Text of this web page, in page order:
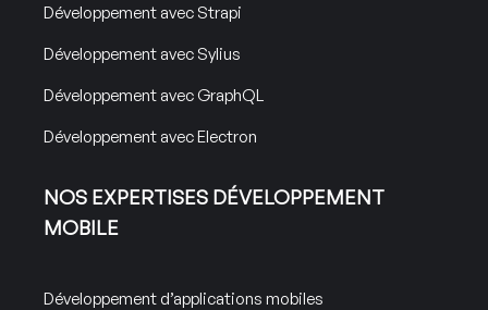
Développement avec Strapi
Développement avec Sylius
Développement avec GraphQL
Développement avec Electron
NOS EXPERTISES DÉVELOPPEMENT
MOBILE
Développement d’applications mobiles